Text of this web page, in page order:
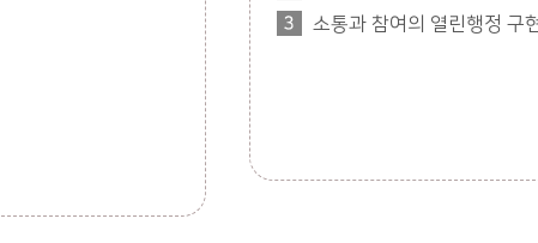
소통과 참여의 열린행정 구